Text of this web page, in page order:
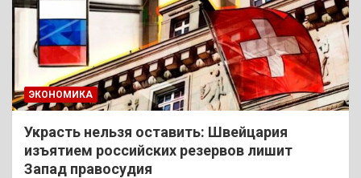
ЭКОНОМИКА
Украсть нельзя оставить: Швейцария
изъятием российских резервов лишит
Запад правосудия